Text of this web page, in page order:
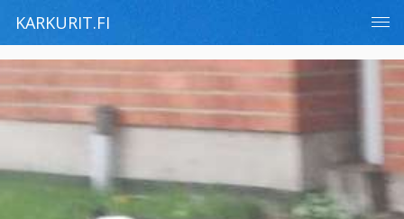
KARKURIT.FI